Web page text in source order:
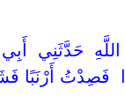
اللَّهِ ‏ ‏حَدَّثَنِي
‏فَصِدْتُ أَرْنَبًا